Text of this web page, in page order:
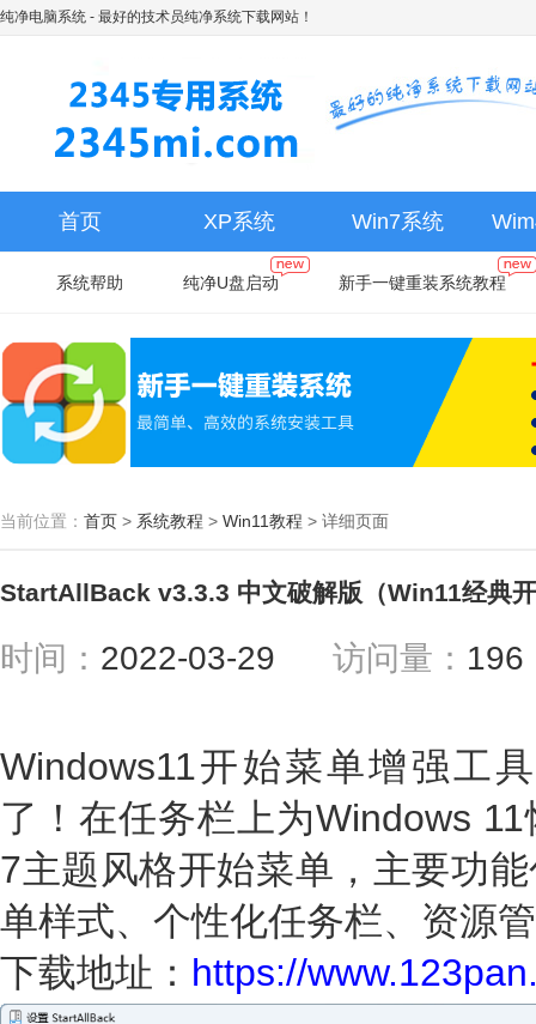
纯净电脑系统 - 最好的技术员纯净系统下载网站！
首页 XP系统 Win7系统
系统帮助 纯净U盘启动 新手一键重装系统教程
当前位置： 首页 > 系统教程 > Win11教程 > 详细页面
StartAllBack v3.3.3 中文破解版（Win11经典
时间： 2022-03-29 访问量：
Windows11开始菜单增强工
了！在任务栏上为Windows
7主题风格开始菜单，主要功
单样式、个性化任务栏、资源
下载地址： https://